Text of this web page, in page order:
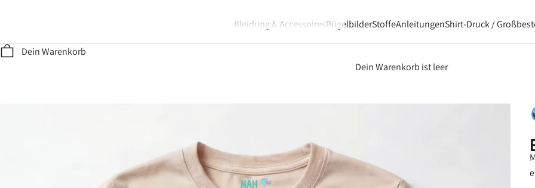
Kleidung & AccessoiresBügelbilderStoffeAnleitungenShirt-Druck /
Dein Warenkorb
Dein Warenkorb ist leer